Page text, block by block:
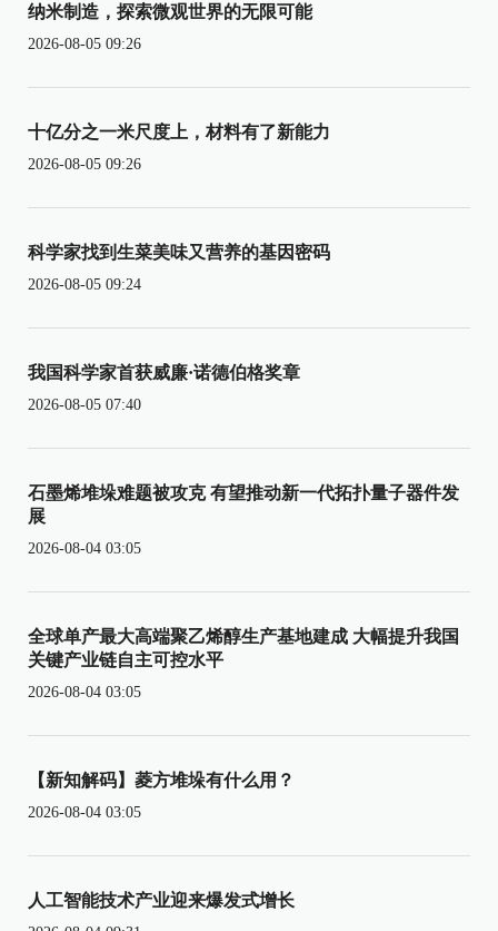
纳米制造，探索微观世界的无限可能
2026-08-05 09:26
十亿分之一米尺度上，材料有了新能力
2026-08-05 09:26
科学家找到生菜美味又营养的基因密码
2026-08-05 09:24
我国科学家首获威廉·诺德伯格奖章
2026-08-05 07:40
石墨烯堆垛难题被攻克 有望推动新一代拓扑量子器件发
展
2026-08-04 03:05
全球单产最大高端聚乙烯醇生产基地建成 大幅提升我国
关键产业链自主可控水平
2026-08-04 03:05
【新知解码】菱方堆垛有什么用？
2026-08-04 03:05
人工智能技术产业迎来爆发式增长